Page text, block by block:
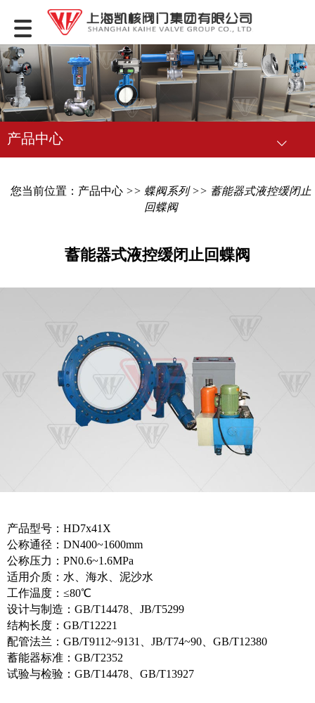
产品中心
您当前位置： 产品中心 >> 蝶阀系列>> 蓄能器式液控缓闭止
回蝶阀
蓄能器式液控缓闭止回蝶阀
产品型号：HD7x41X
公称通径：DN400~1600mm
公称压力：PN0.6~1.6MPa
适用介质：水、海水、泥沙水
工作温度：≤80℃
设计与制造：GB/T14478、JB/T5299
结构长度：GB/T12221
配管法兰：GB/T9112~9131、JB/T74~90、GB/T12380
蓄能器标准：GB/T2352
试验与检验：GB/T14478、GB/T13927